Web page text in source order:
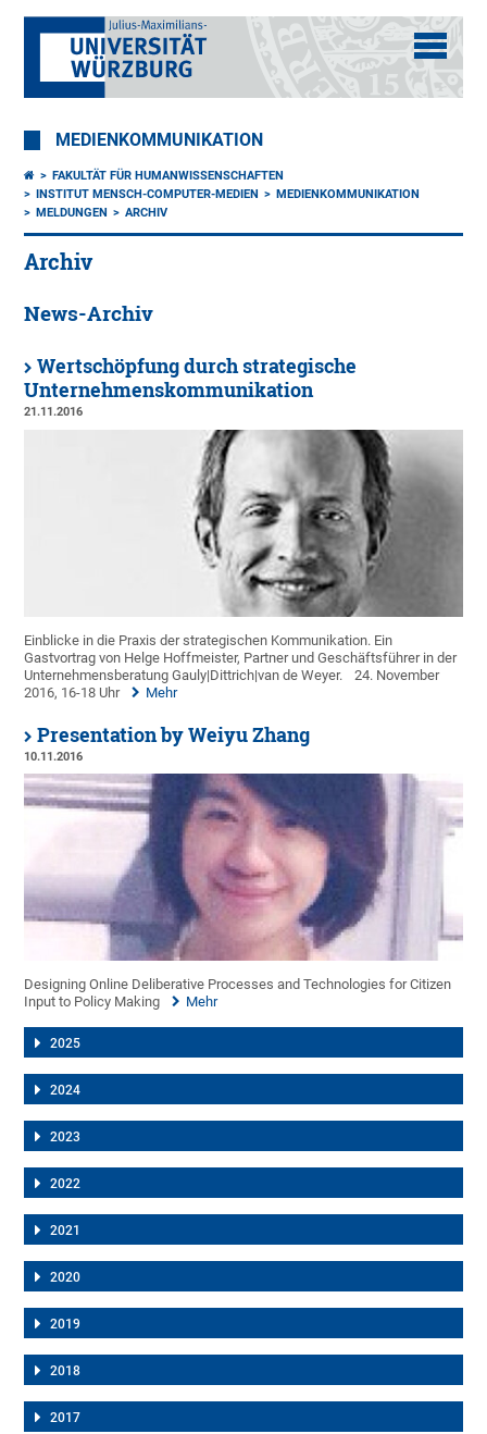
MEDIENKOMMUNIKATION
FAKULTÄT FÜR HUMANWISSENSCHAFTEN
INSTITUT MENSCH-COMPUTER-MEDIEN
MEDIENKOMMUNIKATION
MELDUNGEN
ARCHIV
Archiv
News-Archiv
Wertschöpfung durch strategische
Unternehmenskommunikation
21.11.2016
Einblicke in die Praxis der strategischen Kommunikation. Ein
Gastvortrag von Helge Hoffmeister, Partner und Geschäftsführer in der
Unternehmensberatung Gauly|Dittrich|van de Weyer.
24. November
2016, 16-18 Uhr
Mehr
Presentation by Weiyu Zhang
10.11.2016
Designing Online Deliberative Processes and Technologies for Citizen
Input to Policy Making
Mehr
2025
2024
2023
2022
2021
2020
2019
2018
2017